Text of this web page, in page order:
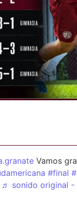
Vamos
#final
♬ sonido original -